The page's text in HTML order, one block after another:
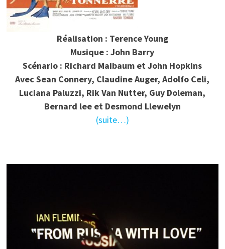
Réalisation : Terence Young
Musique : John Barry
Scénario : Richard Maibaum et John Hopkins
Avec Sean Connery, Claudine Auger, Adolfo Celi,
Luciana Paluzzi, Rik Van Nutter, Guy Doleman,
Bernard lee et Desmond Llewelyn
(suite…)